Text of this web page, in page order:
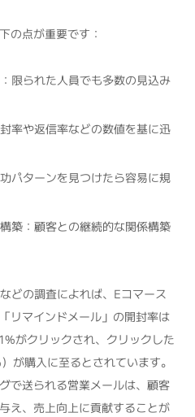
の点が重要です：
限られた人員でも多数の見込み
率や返信率などの数値を基に迅
パターンを見つけたら容易に規
築：顧客との継続的な関係構築
どの調査によれば、Eコマース
リマインドメール」の開封率は
がクリックされ、クリックした
が購入に至るとされています。
で送られる営業メールは、顧客
え、売上向上に貢献することが